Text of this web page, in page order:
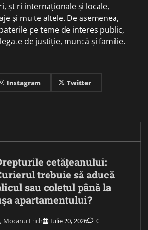
știri internaționale și locale,
și multe altele. De asemenea,
pe teme de interes public,
de justiție, muncă și familie.
Instagram Twitter
cetățeanului:
trebuie să aducă
sau coletul până la
apartamentului?
Mocanu Erich Iulie 20, 2026 0